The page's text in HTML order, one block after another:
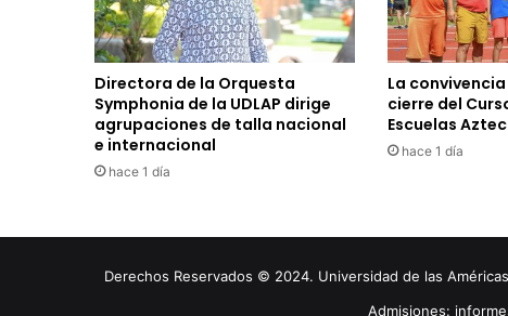
Directora de la Orquesta
Symphonia de la UDLAP dirige
agrupaciones de talla nacional
e internacional
hace 1 día
La
cierre del
Escuelas
hace 1 día
Derechos Reservados © 2024. Universidad de las
Admisiones: